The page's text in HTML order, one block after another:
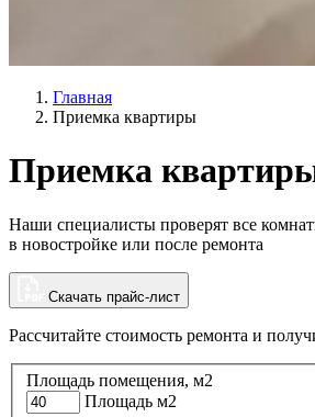
Главная
Приемка квартиры
Приемка
Наши специалисты проверят все
в новостройке или после ремонта
Скачать прайс-лист
Рассчитайте стоимость ремонта и
Площадь помещения, м2
Площадь м2